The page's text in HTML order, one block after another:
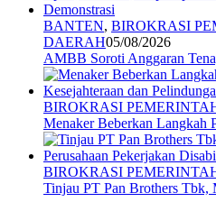
BANTEN, BIROKRASI
DAERAH05/08/2026
AMBB Soroti Anggaran
BIROKRASI
Menaker Beberkan Langkah
BIROKRASI
Tinjau PT Pan Brothers